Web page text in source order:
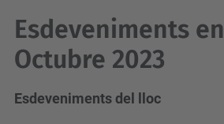
Esdeveniments en
Octubre 2023
Esdeveniments del lloc